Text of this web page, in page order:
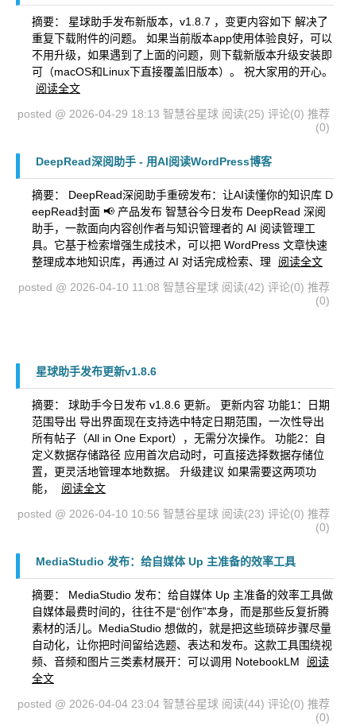
摘要： 星球助手发布新版本，v1.8.7 ，变更内容如下 解决了
重复下载附件的问题。 如果当前版本app使用体验良好，可以
不用升级，如果遇到了上面的问题，则下载新版本升级安装即
可（macOS和Linux下直接覆盖旧版本）。 祝大家用的开心。
阅读全文
posted @ 2026-04-29 18:13 智慧谷星球 阅读(25) 评论(0) 推荐
(0)
DeepRead深阅助手 - 用AI阅读WordPress博客
摘要： DeepRead深阅助手重磅发布：让AI读懂你的知识库 D
eepRead封面 📢 产品发布 智慧谷今日发布 DeepRead 深阅
助手，一款面向内容创作者与知识管理者的 AI 阅读管理工
具。它基于检索增强生成技术，可以把 WordPress 文章快速
整理成本地知识库，再通过 AI 对话完成检索、理
阅读全文
posted @ 2026-04-10 11:08 智慧谷星球 阅读(42) 评论(0) 推荐
(0)
星球助手发布更新v1.8.6
摘要： 球助手今日发布 v1.8.6 更新。 更新内容 功能1：日期
范围导出 导出界面现在支持选中特定日期范围，一次性导出
所有帖子（All in One Export），无需分次操作。 功能2：自
定义数据存储路径 应用首次启动时，可直接选择数据存储位
置，更灵活地管理本地数据。 升级建议 如果需要这两项功
能，
阅读全文
posted @ 2026-04-10 10:56 智慧谷星球 阅读(23) 评论(0) 推荐
(0)
MediaStudio 发布：给自媒体 Up 主准备的效率工具
摘要： MediaStudio 发布：给自媒体 Up 主准备的效率工具做
自媒体最费时间的，往往不是“创作”本身，而是那些反复折腾
素材的活儿。MediaStudio 想做的，就是把这些琐碎步骤尽量
自动化，让你把时间留给选题、表达和发布。这款工具围绕视
频、音频和图片三类素材展开：可以调用 NotebookLM
阅读
全文
posted @ 2026-04-04 23:04 智慧谷星球 阅读(44) 评论(0) 推荐
(0)